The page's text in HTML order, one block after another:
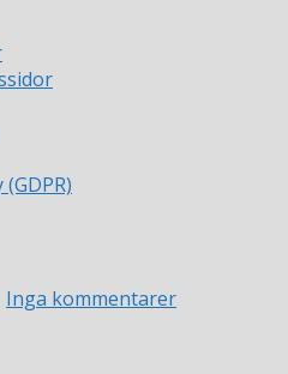
Inga kommentarertill